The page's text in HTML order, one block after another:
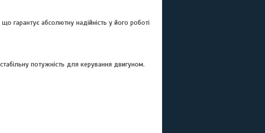
гарантує абсолютну надійність у його роботі
потужність для керування двигуном.